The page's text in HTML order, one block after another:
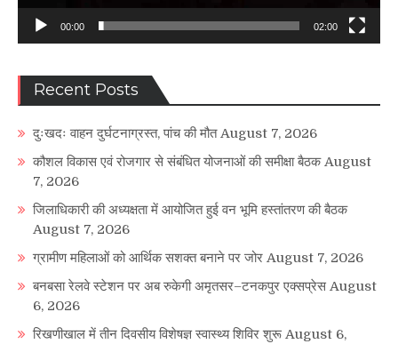
00:00 02:00
Recent Posts
दुःखदः वाहन दुर्घटनाग्रस्त, पांच की मौत August 7, 2026
कौशल विकास एवं रोजगार से संबंधित योजनाओं की समीक्षा बैठक August
7, 2026
जिलाधिकारी की अध्यक्षता में आयोजित हुई वन भूमि हस्तांतरण की बैठक
August 7, 2026
ग्रामीण महिलाओं को आर्थिक सशक्त बनाने पर जोर August 7, 2026
बनबसा रेलवे स्टेशन पर अब रुकेगी अमृतसर–टनकपुर एक्सप्रेस August
6, 2026
रिखणीखाल में तीन दिवसीय विशेषज्ञ स्वास्थ्य शिविर शुरू August 6,